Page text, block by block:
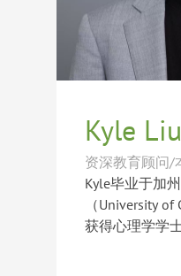
College）、芝
of Chicago）
University）、
（Columbia
霍普金斯大学
University）及
of Cambridge
学生成功申请
（Phillips
利普斯埃克塞
Exeter
Kyle Liu
资深教育顾问/
Kyle毕业于加
（University of
获得心理学学
普金斯大学（